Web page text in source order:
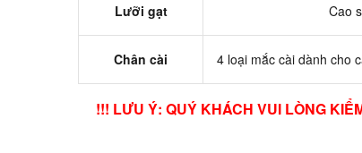
Lưỡi gạt Cao
Chân cài 4 loại mắc cài dành cho
!!! LƯU Ý: QUÝ KHÁCH VUI LÒNG